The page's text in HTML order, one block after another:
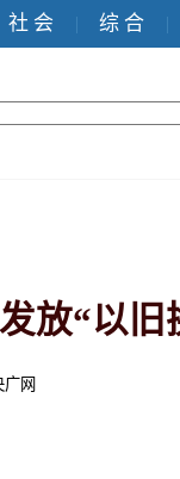
社 会 | 综 合 |
放“以
广网